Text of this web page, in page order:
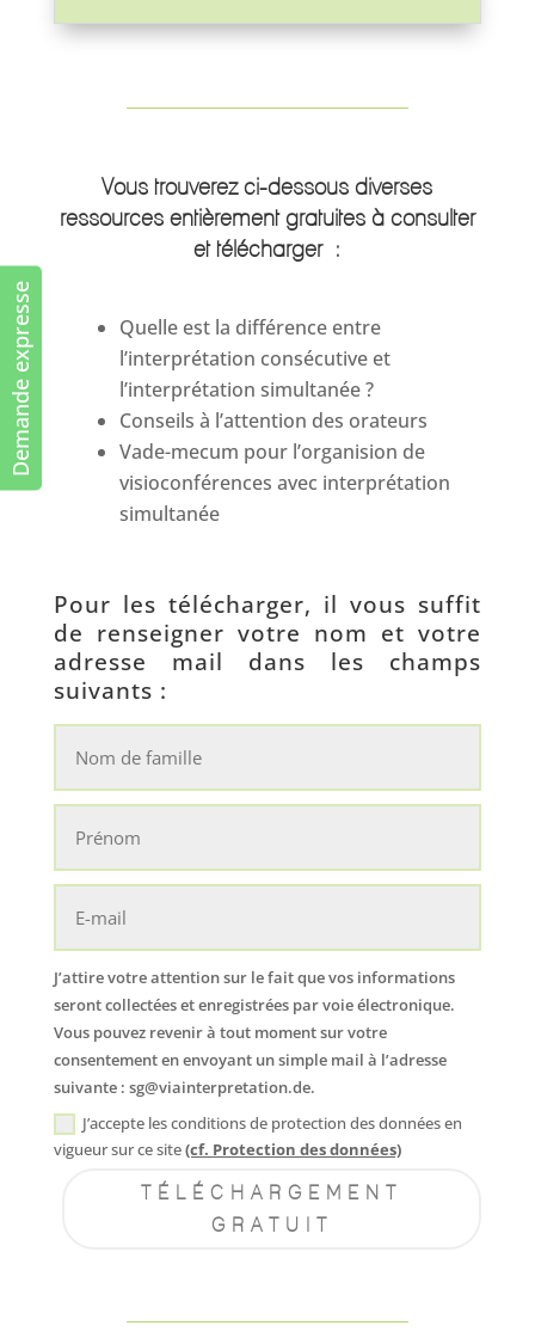
Vous trouverez ci-dessous diverses
ressources entièrement gratuites à consulter
et télécharger :
Quelle est la différence entre
l’interprétation consécutive et
l’interprétation simultanée ?
Conseils à l’attention des orateurs
Vade-mecum pour l’organision de
visioconférences avec interprétation
simultanée
Pour les télécharger, il vous suffit
de renseigner votre nom et votre
adresse mail dans les champs
suivants :
J’attire votre attention sur le fait que vos informations
seront collectées et enregistrées par voie électronique.
Vous pouvez revenir à tout moment sur votre
consentement en envoyant un simple mail à l’adresse
suivante : sg@viainterpretation.de.
J’accepte les conditions de protection des données en
vigueur sur ce site(cf. Protection des données)
TÉLÉCHARGEMENT
GRATUIT
Demande expresse